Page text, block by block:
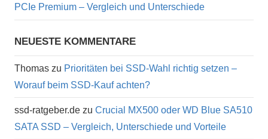
PCIe Premium – Vergleich und Unterschiede
NEUESTE KOMMENTARE
Thomas zu Prioritäten bei SSD-Wahl richtig setzen –
Worauf beim SSD-Kauf achten?
ssd-ratgeber.de zu Crucial MX500 oder WD Blue SA510
SATA SSD – Vergleich, Unterschiede und Vorteile